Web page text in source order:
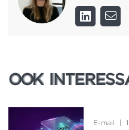
OOK
OOK
E-mail |